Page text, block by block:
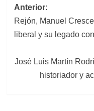
Navegación
de
entradas
Anterior:
Rejón, Manuel
liberal y su legado
José Luis Martín
historiador y